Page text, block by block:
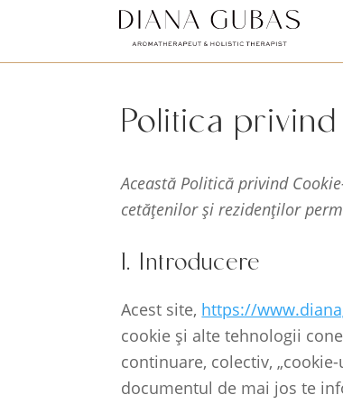
Politica
Această Politică privind
cetățenilor și rezidenților
1. Introducere
Acest site, https://
cookie și alte tehnologii
continuare, colectiv,
documentul de mai jos te